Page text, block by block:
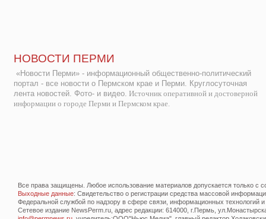
НОВОСТИ ПЕРМИ
«Новости Перми» - информационный общественно-политический
портал - все новости о Пермском крае и Перми. Круглосуточная
лента новостей. Фото- и видео. Источник оперативной и достоверной
информации о городе Перми и Пермском крае.
Все права защищены. Любое использование материалов допускается только с
Выходные данные: Свидетельство о регистрации средства массовой
Федеральной службой по надзору в сфере связи, информационных технологий
Сетевое издание NewsPerm.ru, адрес редакции: 614000, г.Пермь,